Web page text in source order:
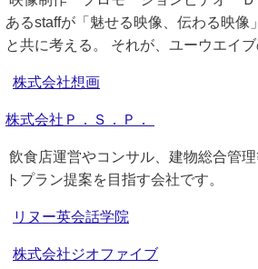
あるstaffが「魅せる映像、伝わる映像
と共に考える。
それが、ユーウエイ
株式会社想画
株式会社Ｐ．Ｓ．Ｐ．
飲食店運営やコンサル、建物総合管
トプラン提案を目指す会社です。
リヌー英会話学院
株式会社ジオファイブ